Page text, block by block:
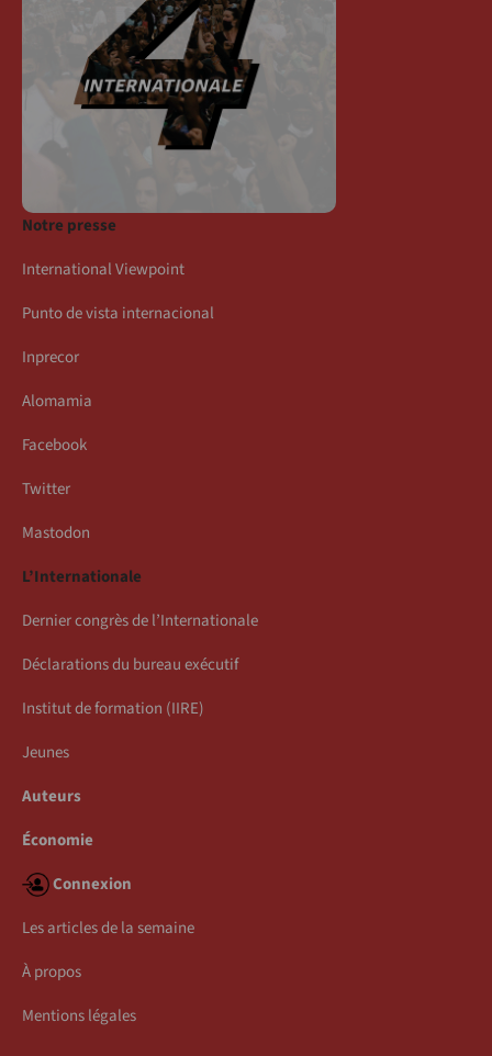
Notre presse
International Viewpoint
Punto de vista internacional
Inprecor
Alomamia
Facebook
Twitter
Mastodon
L’Internationale
Dernier congrès de l’Internationale
Déclarations du bureau exécutif
Institut de formation (IIRE)
Jeunes
Auteurs
Économie
Connexion
Les articles de la semaine
À propos
Mentions légales